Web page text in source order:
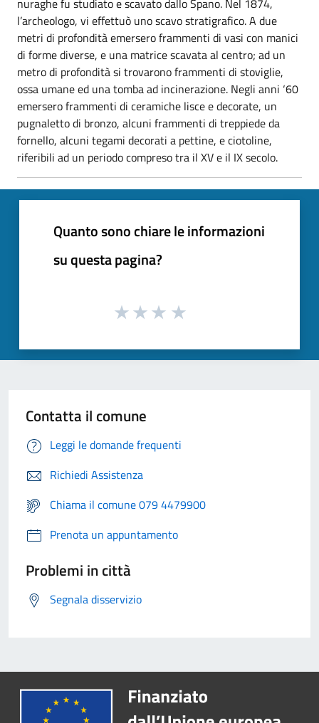
l’archeologo, vi effettuò uno scavo stratigrafico. A due
metri di profondità emersero frammenti di vasi con manici
di forme diverse, e una matrice scavata al centro; ad un
metro di profondità si trovarono frammenti di stoviglie,
ossa umane ed una tomba ad incinerazione. Negli anni ‘60
emersero frammenti di ceramiche lisce e decorate, un
pugnaletto di bronzo, alcuni frammenti di treppiede da
fornello, alcuni tegami decorati a pettine, e ciotoline,
riferibili ad un periodo compreso tra il XV e il IX secolo.
Quanto sono chiare le informazioni
su questa pagina?
Contatta il comune
Leggi le domande frequenti
Richiedi Assistenza
Chiama il comune 079 4479900
Prenota un appuntamento
Problemi in città
Segnala disservizio